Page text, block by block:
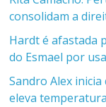
consolidam a
Hardt é afastada
do Esmael por
Sandro Alex
eleva